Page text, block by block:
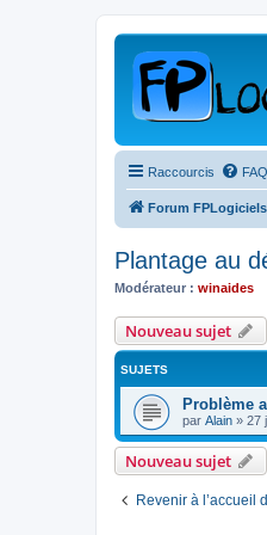
Raccourcis FAQ
Forum FPLogiciels
Plantage au
Modérateur : winaides
Nouveau sujet
SUJETS
Problème
par Alain » 27
Nouveau sujet
Revenir à l’accueil